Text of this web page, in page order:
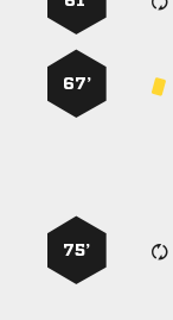
67’
75’